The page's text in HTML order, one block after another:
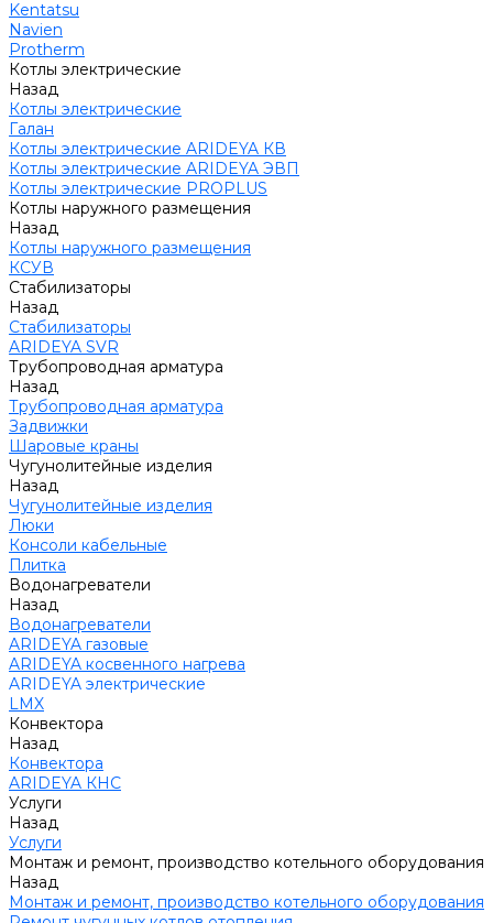
Kentatsu
Navien
Protherm
Котлы электрические
Назад
Котлы электрические
Галан
Котлы электрические ARIDEYA КВ
Котлы электрические ARIDEYA ЭВП
Котлы электрические PROPLUS
Котлы наружного размещения
Назад
Котлы наружного размещения
КСУВ
Стабилизаторы
Назад
Стабилизаторы
ARIDEYA SVR
Трубопроводная арматура
Назад
Трубопроводная арматура
Задвижки
Шаровые краны
Чугунолитейные изделия
Назад
Чугунолитейные изделия
Люки
Консоли кабельные
Плитка
Водонагреватели
Назад
Водонагреватели
ARIDEYA газовые
ARIDEYA косвенного нагрева
ARIDEYA электрические
LMX
Конвектора
Назад
Конвектора
ARIDEYA КНС
Услуги
Назад
Услуги
Монтаж и ремонт, производство котельного оборудования
Назад
Монтаж и ремонт, производство котельного оборудования